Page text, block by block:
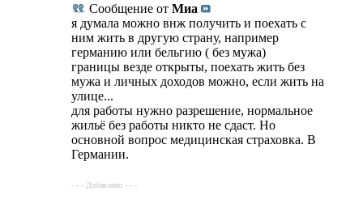
Сообщение от Миа
я думала можно внж получить и поехать с
ним жить в другую страну, например
германию или бельгию ( без мужа)
границы везде открыты, поехать жить без
мужа и личных доходов можно, если жить на
улице...
для работы нужно разрешение, нормальное
жильё без работы никто не сдаст. Но
основной вопрос медицинская страховка. В
Германии.
- - - Добавлено - - -